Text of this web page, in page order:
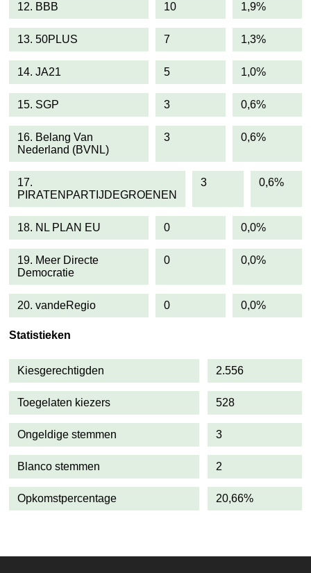
12. BBB 10 1,9%
13. 50PLUS 7 1,3%
14. JA21 5 1,0%
15. SGP 3 0,6%
16. Belang Van
Nederland (BVNL)
3 0,6%
17.
PIRATENPARTIJDEGROENEN
3 0,6%
18. NL PLAN EU 0 0,0%
19. Meer Directe
Democratie
0 0,0%
20. vandeRegio 0 0,0%
Statistieken
Kiesgerechtigden 2.556
Toegelaten kiezers 528
Ongeldige stemmen 3
Blanco stemmen 2
Opkomstpercentage 20,66%